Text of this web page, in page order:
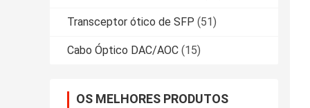
Transceptor ótico de SFP (51)
Cabo Óptico DAC/AOC (15)
OS MELHORES PRODUTOS